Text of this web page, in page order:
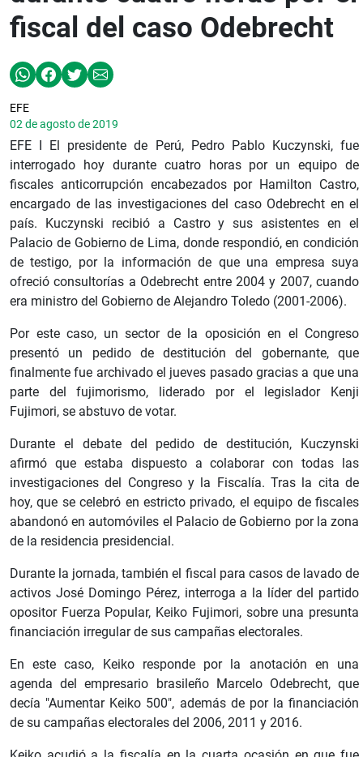
fiscal del caso Odebrecht
EFE
02 de agosto de 2019
EFE I El presidente de Perú, Pedro Pablo Kuczynski, fue
interrogado hoy durante cuatro horas por un equipo de
fiscales anticorrupción encabezados por Hamilton Castro,
encargado de las investigaciones del caso Odebrecht en el
país. Kuczynski recibió a Castro y sus asistentes en el
Palacio de Gobierno de Lima, donde respondió, en condición
de testigo, por la información de que una empresa suya
ofreció consultorías a Odebrecht entre 2004 y 2007, cuando
era ministro del Gobierno de Alejandro Toledo (2001-2006).
Por este caso, un sector de la oposición en el Congreso
presentó un pedido de destitución del gobernante, que
finalmente fue archivado el jueves pasado gracias a que una
parte del fujimorismo, liderado por el legislador Kenji
Fujimori, se abstuvo de votar.
Durante el debate del pedido de destitución, Kuczynski
afirmó que estaba dispuesto a colaborar con todas las
investigaciones del Congreso y la Fiscalía. Tras la cita de
hoy, que se celebró en estricto privado, el equipo de fiscales
abandonó en automóviles el Palacio de Gobierno por la zona
de la residencia presidencial.
Durante la jornada, también el fiscal para casos de lavado de
activos José Domingo Pérez, interroga a la líder del partido
opositor Fuerza Popular, Keiko Fujimori, sobre una presunta
financiación irregular de sus campañas electorales.
En este caso, Keiko responde por la anotación en una
agenda del empresario brasileño Marcelo Odebrecht, que
decía "Aumentar Keiko 500", además de por la financiación
de su campañas electorales del 2006, 2011 y 2016.